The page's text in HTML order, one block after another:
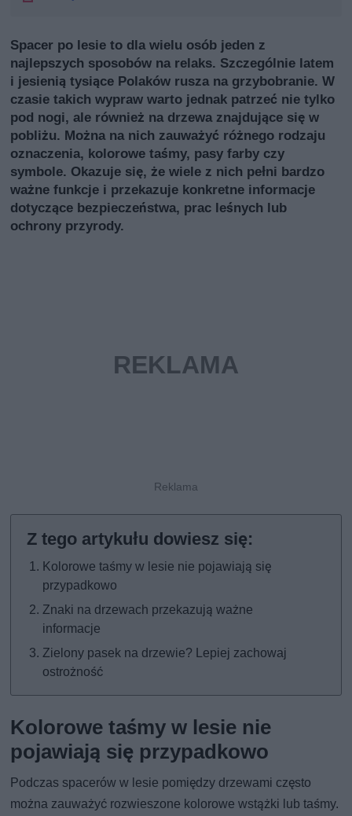
Spacer po lesie to dla wielu osób jeden z
najlepszych sposobów na relaks. Szczególnie latem
i jesienią tysiące Polaków rusza na grzybobranie. W
czasie takich wypraw warto jednak patrzeć nie tylko
pod nogi, ale również na drzewa znajdujące się w
pobliżu. Można na nich zauważyć różnego rodzaju
oznaczenia, kolorowe taśmy, pasy farby czy
symbole. Okazuje się, że wiele z nich pełni bardzo
ważne funkcje i przekazuje konkretne informacje
dotyczące bezpieczeństwa, prac leśnych lub
ochrony przyrody.
Kolorowe taśmy w lesie nie pojawiają się
przypadkowo
Znaki na drzewach przekazują ważne
informacje
Zielony pasek na drzewie? Lepiej zachowaj
ostrożność
Kolorowe taśmy w lesie nie
pojawiają się przypadkowo
Podczas spacerów w lesie pomiędzy drzewami często
można zauważyć rozwieszone kolorowe wstążki lub taśmy.